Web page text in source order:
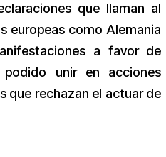
que llaman al
europeas como Alemania
a favor de
podido unir en acciones
que rechazan el actuar de